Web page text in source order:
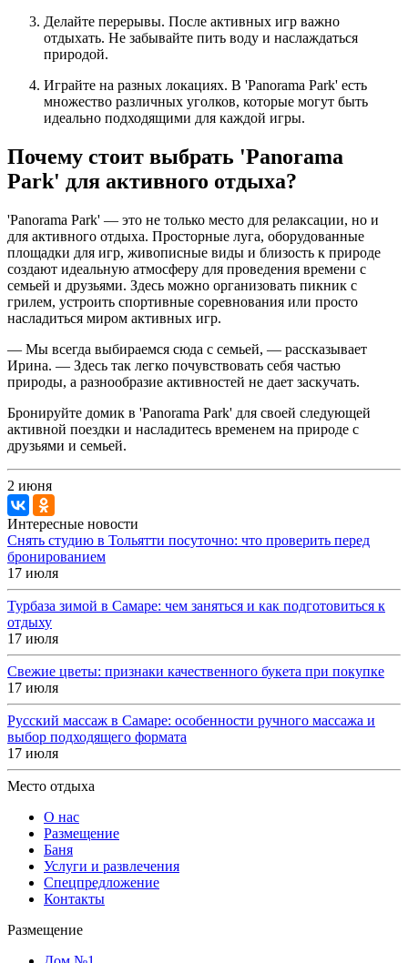
Делайте перерывы. После активных игр важно
отдыхать. Не забывайте пить воду и наслаждаться
природой.
Играйте на разных локациях. В 'Panorama Park' есть
множество различных уголков, которые могут быть
идеально подходящими для каждой игры.
Почему стоит выбрать 'Panorama
Park' для активного отдыха?
'Panorama Park' — это не только место для релаксации, но и
для активного отдыха. Просторные луга, оборудованные
площадки для игр, живописные виды и близость к природе
создают идеальную атмосферу для проведения времени с
семьей и друзьями. Здесь можно организовать пикник с
грилем, устроить спортивные соревнования или просто
насладиться миром активных игр.
— Мы всегда выбираемся сюда с семьей, — рассказывает
Ирина. — Здесь так легко почувствовать себя частью
природы, а разнообразие активностей не дает заскучать.
Бронируйте домик в 'Panorama Park' для своей следующей
активной поездки и насладитесь временем на природе с
друзьями и семьей.
2 июня
Интересные новости
Снять студию в Тольятти посуточно: что проверить перед
бронированием
17 июля
Турбаза зимой в Самаре: чем заняться и как подготовиться к
отдыху
17 июля
Свежие цветы: признаки качественного букета при покупке
17 июля
Русский массаж в Самаре: особенности ручного массажа и
выбор подходящего формата
17 июля
Место отдыха
О нас
Размещение
Баня
Услуги и развлечения
Спецпредложение
Контакты
Размещение